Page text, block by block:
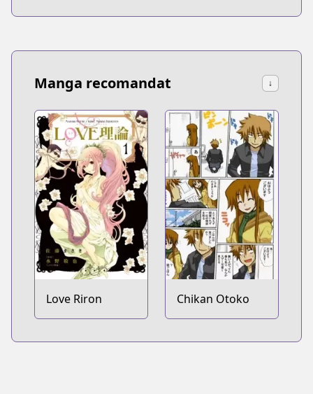
Manga recomandat ↓
Love Riron Chikan Otoko